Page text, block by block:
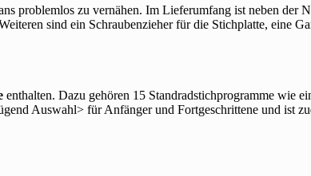
problemlos zu vernähen. Im Lieferumfang ist neben der
sind ein Schraubenzieher für die Stichplatte, eine
enthalten. Dazu gehören 15 Standradstichprogramme wie
Auswahl> für Anfänger und Fortgeschrittene und ist